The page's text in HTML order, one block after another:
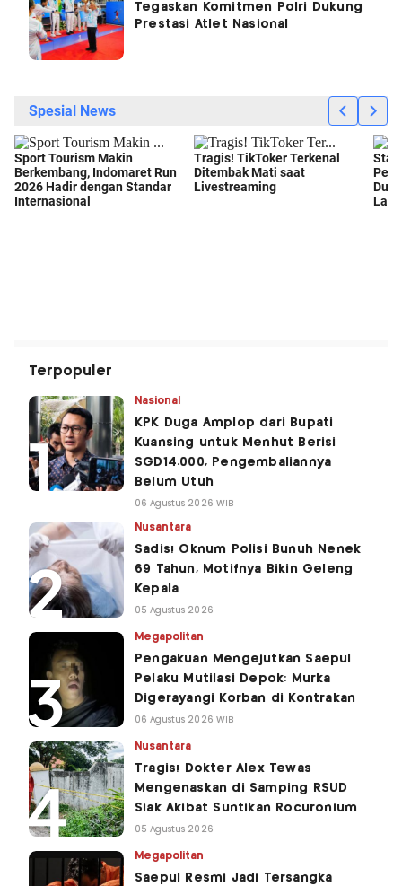
Tegaskan Komitmen Polri Dukung
Prestasi Atlet Nasional
Terpopuler
Nasional
KPK Duga Amplop dari Bupati
Kuansing untuk Menhut Berisi
SGD14.000, Pengembaliannya
Belum Utuh
06 Agustus 2026 WIB
Nusantara
Sadis! Oknum Polisi Bunuh Nenek
69 Tahun, Motifnya Bikin Geleng
Kepala
05 Agustus 2026
Megapolitan
Pengakuan Mengejutkan Saepul
Pelaku Mutilasi Depok: Murka
Digerayangi Korban di Kontrakan
06 Agustus 2026 WIB
Nusantara
Tragis! Dokter Alex Tewas
Mengenaskan di Samping RSUD
Siak Akibat Suntikan Rocuronium
05 Agustus 2026
Megapolitan
Saepul Resmi Jadi Tersangka